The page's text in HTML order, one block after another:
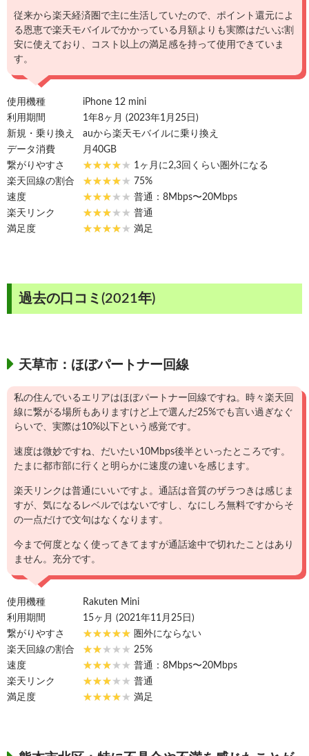
従来から楽天経済圏で主に生活していたので、ポイント還元によ
る恩恵で楽天モバイルでかかっている月額よりも実際はだいぶ割
安に使えており、コスト以上の満足感を持って使用できていま
す。
使用機種
iPhone 12 mini
利用期間
1年8ヶ月 (2023年1月25日)
新規・乗り換え
auから楽天モバイルに乗り換え
データ消費
月40GB
繋がりやすさ
1ヶ月に2,3回くらい圏外になる
楽天回線の割合
75%
速度
普通：8Mbps〜20Mbps
楽天リンク
普通
満足度
満足
過去の口コミ(2021年)
天草市：ほぼパートナー回線
私の住んでいるエリアはほぼパートナー回線ですね。時々楽天回
線に繋がる場所もありますけど上で選んだ25%でも言い過ぎなぐ
らいで、実際は10%以下という感覚です。
速度は微妙ですね、だいたい10Mbps後半といったところです。
たまに都市部に行くと明らかに速度の違いを感じます。
楽天リンクは普通にいいですよ。通話は音質のザラつきは感じま
すが、気になるレベルではないですし、なにしろ無料ですからそ
の一点だけで文句はなくなります。
今まで何度となく使ってきてますが通話途中で切れたことはあり
ません。充分です。
使用機種
Rakuten Mini
利用期間
15ヶ月 (2021年11月25日)
繋がりやすさ
圏外にならない
楽天回線の割合
25%
速度
普通：8Mbps〜20Mbps
楽天リンク
普通
満足度
満足